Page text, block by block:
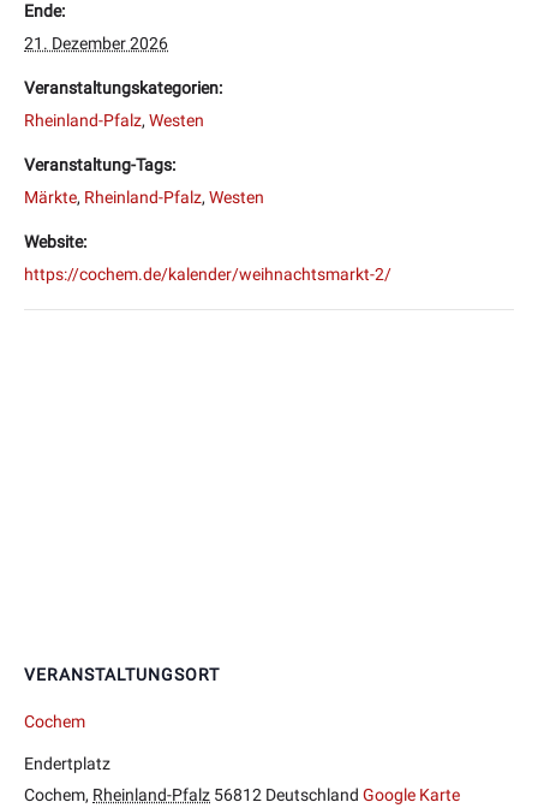
Ende:
21. Dezember 2026
Veranstaltungskategorien:
Rheinland-Pfalz, Westen
Veranstaltung-Tags:
Märkte, Rheinland-Pfalz, Westen
Website:
https://cochem.de/kalender/weihnachtsmarkt-2/
VERANSTALTUNGSORT
Cochem
Endertplatz
Cochem, Rheinland-Pfalz 56812 Deutschland Google Karte